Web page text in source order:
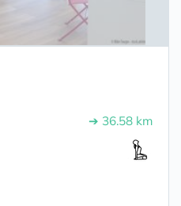
➔ 36.58 km